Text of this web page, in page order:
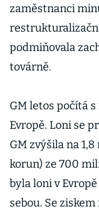
zaměstnanci
podmiňovala
továrně.
GM letos počítá
Evropě. Loni se
GM zvýšila na
korun) ze 700
byla loni v
sebou. Se